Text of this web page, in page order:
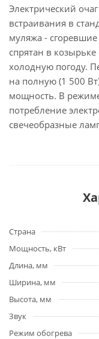
Электрический
встраивания в
муляжа -
спрятан в
холодную погоду.
на полную (1 500
мощность. В
потребление
свечеобразные
Страна
Мощность, кВт
Длина, мм
Ширина, мм
Высота, мм
Звук
Режим обогрева